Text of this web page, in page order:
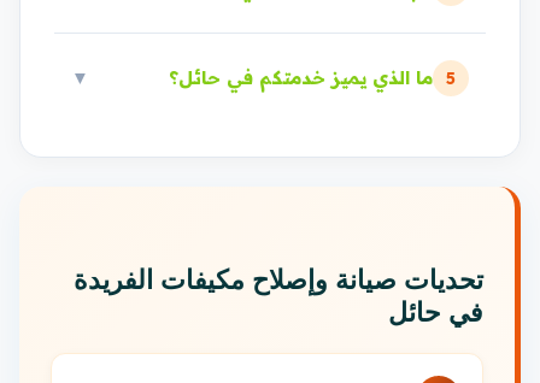
5 ما الذي يميز خدمتكم في حائل؟ ▼
تحديات صيانة وإصلاح مكيفات الفريدة
في حائل